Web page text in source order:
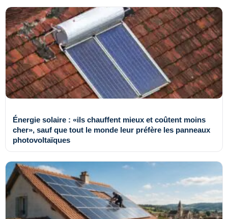
Énergie solaire : «ils chauffent mieux et coûtent moins
cher», sauf que tout le monde leur préfère les panneaux
photovoltaïques